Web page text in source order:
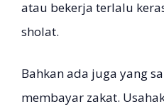
atau bekerja terlalu
sholat.
Bahkan ada juga yang
membayar zakat.